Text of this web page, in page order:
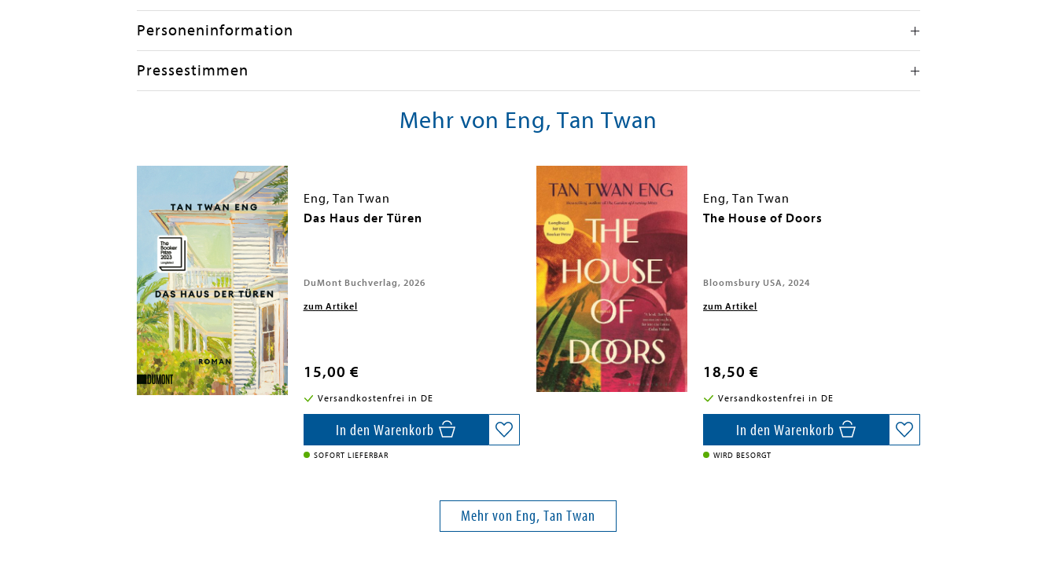
Personeninformation
Pressestimmen
Mehr von Eng, Tan Twan
Eng, Tan Twan
Das Haus der Türen
DuMont Buchverlag, 2026
zum Artikel
15,00 €
Versandkostenfrei in DE
In den Warenkorb
SOFORT LIEFERBAR
Eng, Tan Twan
The House of Doors
Bloomsbury USA, 2024
zum Artikel
18,50 €
Versandkostenfrei in DE
In den Warenkorb
WIRD BESORGT
Mehr von Eng, Tan Twan